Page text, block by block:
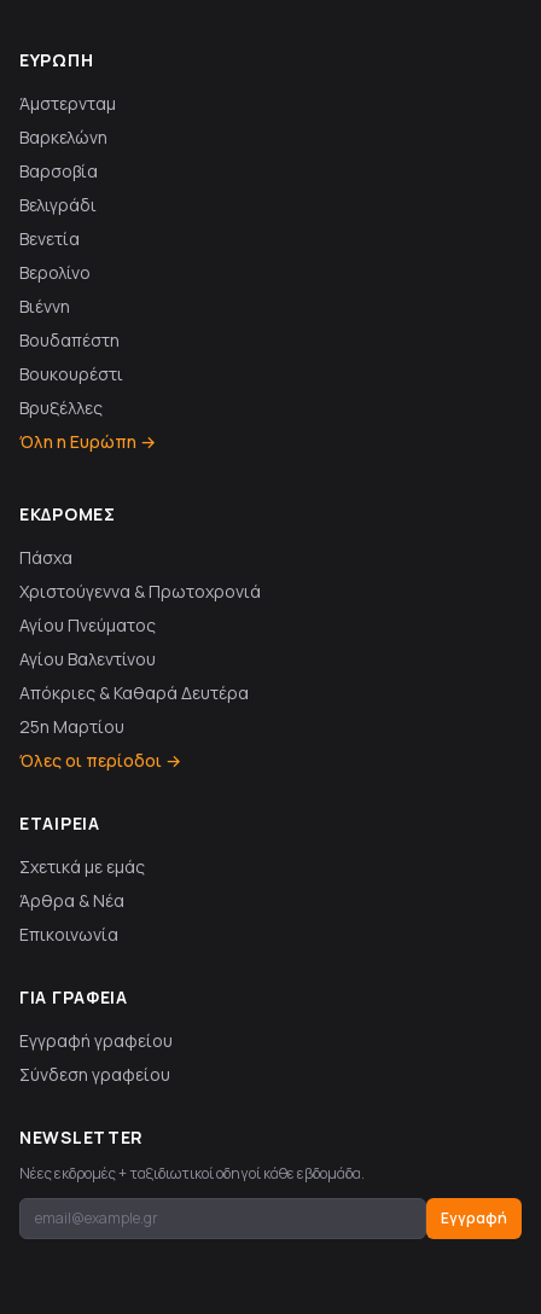
ΕΥΡΏΠΗ
Άμστερνταμ
Βαρκελώνη
Βαρσοβία
Βελιγράδι
Βενετία
Βερολίνο
Βιέννη
Βουδαπέστη
Βουκουρέστι
Βρυξέλλες
Όλη η Ευρώπη →
ΕΚΔΡΟΜΈΣ
Πάσχα
Χριστούγεννα & Πρωτοχρονιά
Αγίου Πνεύματος
Αγίου Βαλεντίνου
Απόκριες & Καθαρά Δευτέρα
25η Μαρτίου
Όλες οι περίοδοι →
ΕΤΑΙΡΕΊΑ
Σχετικά με εμάς
Άρθρα & Νέα
Επικοινωνία
ΓΙΑ ΓΡΑΦΕΊΑ
Εγγραφή γραφείου
Σύνδεση γραφείου
NEWSLETTER
Νέες εκδρομές + ταξιδιωτικοί οδηγοί κάθε εβδομάδα.
Εγγραφή